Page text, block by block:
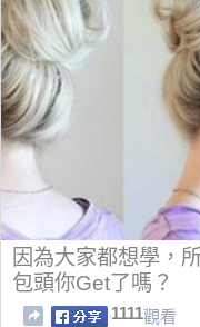
因為大家都想學，
包頭你Get了嗎？
1111觀看